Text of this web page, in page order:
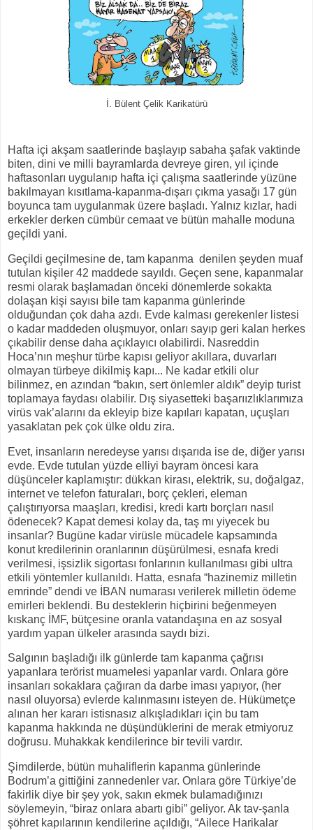
İ. Bülent Çelik Karikatürü
Hafta içi akşam saatlerinde başlayıp sabaha şafak vaktinde
biten, dini ve milli bayramlarda devreye giren, yıl içinde
haftasonları uygulanıp hafta içi çalışma saatlerinde yüzüne
bakılmayan kısıtlama-kapanma-dışarı çıkma yasağı 17 gün
boyunca tam uygulanmak üzere başladı. Yalnız kızlar, hadi
erkekler derken cümbür cemaat ve bütün mahalle moduna
geçildi yani.
Geçildi geçilmesine de, tam kapanma denilen şeyden muaf
tutulan kişiler 42 maddede sayıldı. Geçen sene, kapanmalar
resmi olarak başlamadan önceki dönemlerde sokakta
dolaşan kişi sayısı bile tam kapanma günlerinde
olduğundan çok daha azdı. Evde kalması gerekenler listesi
o kadar maddeden oluşmuyor, onları sayıp geri kalan herkes
çıkabilir dense daha açıklayıcı olabilirdi. Nasreddin
Hoca’nın meşhur türbe kapısı geliyor akıllara, duvarları
olmayan türbeye dikilmiş kapı... Ne kadar etkili olur
bilinmez, en azından “bakın, sert önlemler aldık” deyip turist
toplamaya faydası olabilir. Dış siyasetteki başarıızlıklarımıza
virüs vak’alarını da ekleyip bize kapıları kapatan, uçuşları
yasaklatan pek çok ülke oldu zira.
Evet, insanların neredeyse yarısı dışarıda ise de, diğer yarısı
evde. Evde tutulan yüzde elliyi bayram öncesi kara
düşünceler kaplamıştır: dükkan kirası, elektrik, su, doğalgaz,
internet ve telefon faturaları, borç çekleri, eleman
çalıştırıyorsa maaşları, kredisi, kredi kartı borçları nasıl
ödenecek? Kapat demesi kolay da, taş mı yiyecek bu
insanlar? Bugüne kadar virüsle mücadele kapsamında
konut kredilerinin oranlarının düşürülmesi, esnafa kredi
verilmesi, işsizlik sigortası fonlarının kullanılması gibi ultra
etkili yöntemler kullanıldı. Hatta, esnafa “hazinemiz milletin
emrinde” dendi ve İBAN numarası verilerek milletin ödeme
emirleri beklendi. Bu desteklerin hiçbirini beğenmeyen
kıskanç İMF, bütçesine oranla vatandaşına en az sosyal
yardım yapan ülkeler arasında saydı bizi.
Salgının başladığı ilk günlerde tam kapanma çağrısı
yapanlara terörist muamelesi yapanlar vardı. Onlara göre
insanları sokaklara çağıran da darbe iması yapıyor, (her
nasıl oluyorsa) evlerde kalınmasını isteyen de. Hükümetçe
alınan her kararı istisnasız alkışladıkları için bu tam
kapanma hakkında ne düşündüklerini de merak etmiyoruz
doğrusu. Muhakkak kendilerince bir tevili vardır.
Şimdilerde, bütün muhaliflerin kapanma günlerinde
Bodrum’a gittiğini zannedenler var. Onlara göre Türkiye’de
fakirlik diye bir şey yok, sakın ekmek bulamadığınızı
söylemeyin, “biraz onlara abartı gibi” geliyor. Ak tav-şanla
şöhret kapılarının kendilerine açıldığı, “Ailece Harikalar